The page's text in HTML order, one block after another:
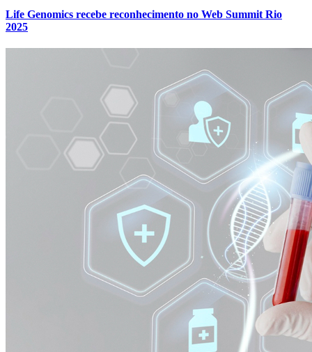
Life Genomics recebe reconhecimento no Web Summit Rio
2025